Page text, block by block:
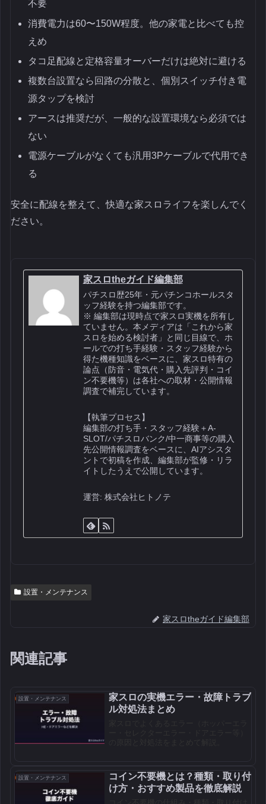
不要
消費電力は60〜150W程度。他の家電と比べても控
えめ
タコ足配線と定格容量オーバーだけは絶対に避ける
複数台設置なら回路の分散と、個別スイッチ付き電
源タップを検討
アースは推奨だが、一般的な設置環境なら必須では
ない
電源ケーブルがなくても汎用3Pケーブルで代用でき
る
安全に配線を整えて、快適な家スロライフを楽しんでく
ださい。
家スロtheガイド編集部
パチスロ歴25年・元パチンコホールスタ
ッフ経験を持つ編集部です。
※ 編集部は現時点で家スロ実機を所有し
ていません。本メディアは「これから家
スロを始める検討者」と同じ目線で、ホ
ールでの打ち手経験・スタッフ経験から
得た機種知識をベースに、家スロ特有の
論点（防音・電気代・購入先評判・コイ
ン不要機等）は各社への取材・公開情報
調査で補完しています。
【執筆プロセス】
編集部の打ち手・スタッフ経験＋A-
SLOT/パチスロバンク/中一商事等の購入
先公開情報調査をベースに、AIアシスタ
ントで初稿を作成、編集部が監修・リラ
イトしたうえで公開しています。
運営: 株式会社ヒトノテ
設置・メンテナンス
家スロtheガイド編集部
関連記事
設置・メンテナンス
家スロの実機エラー・故障トラブ
ル対処法まとめ
設置・メンテナンス
コイン不要機とは？種類・取り付
け方・おすすめ製品を徹底解説